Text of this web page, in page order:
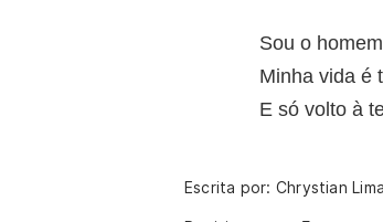
Sou o
Minha vida é
E só volto à
Escrita por: Chrystian